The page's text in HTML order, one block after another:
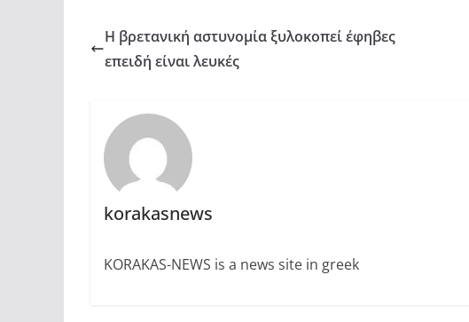
Η βρετανική αστυνομία ξυλοκοπεί έφηβες
επειδή είναι λευκές
korakasnews
KORAKAS-NEWS is a news site in greek